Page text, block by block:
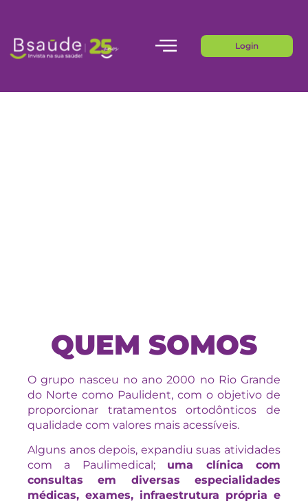
Login
QUEM SOMOS
O grupo nasceu no ano 2000 no Rio Grande
do Norte como Paulident, com o objetivo de
proporcionar tratamentos ortodônticos de
qualidade com valores mais acessíveis.
Alguns anos depois, expandiu suas atividades
com a Paulimedical; uma clínica com
consultas em diversas especialidades
médicas, exames, infraestrutura própria e